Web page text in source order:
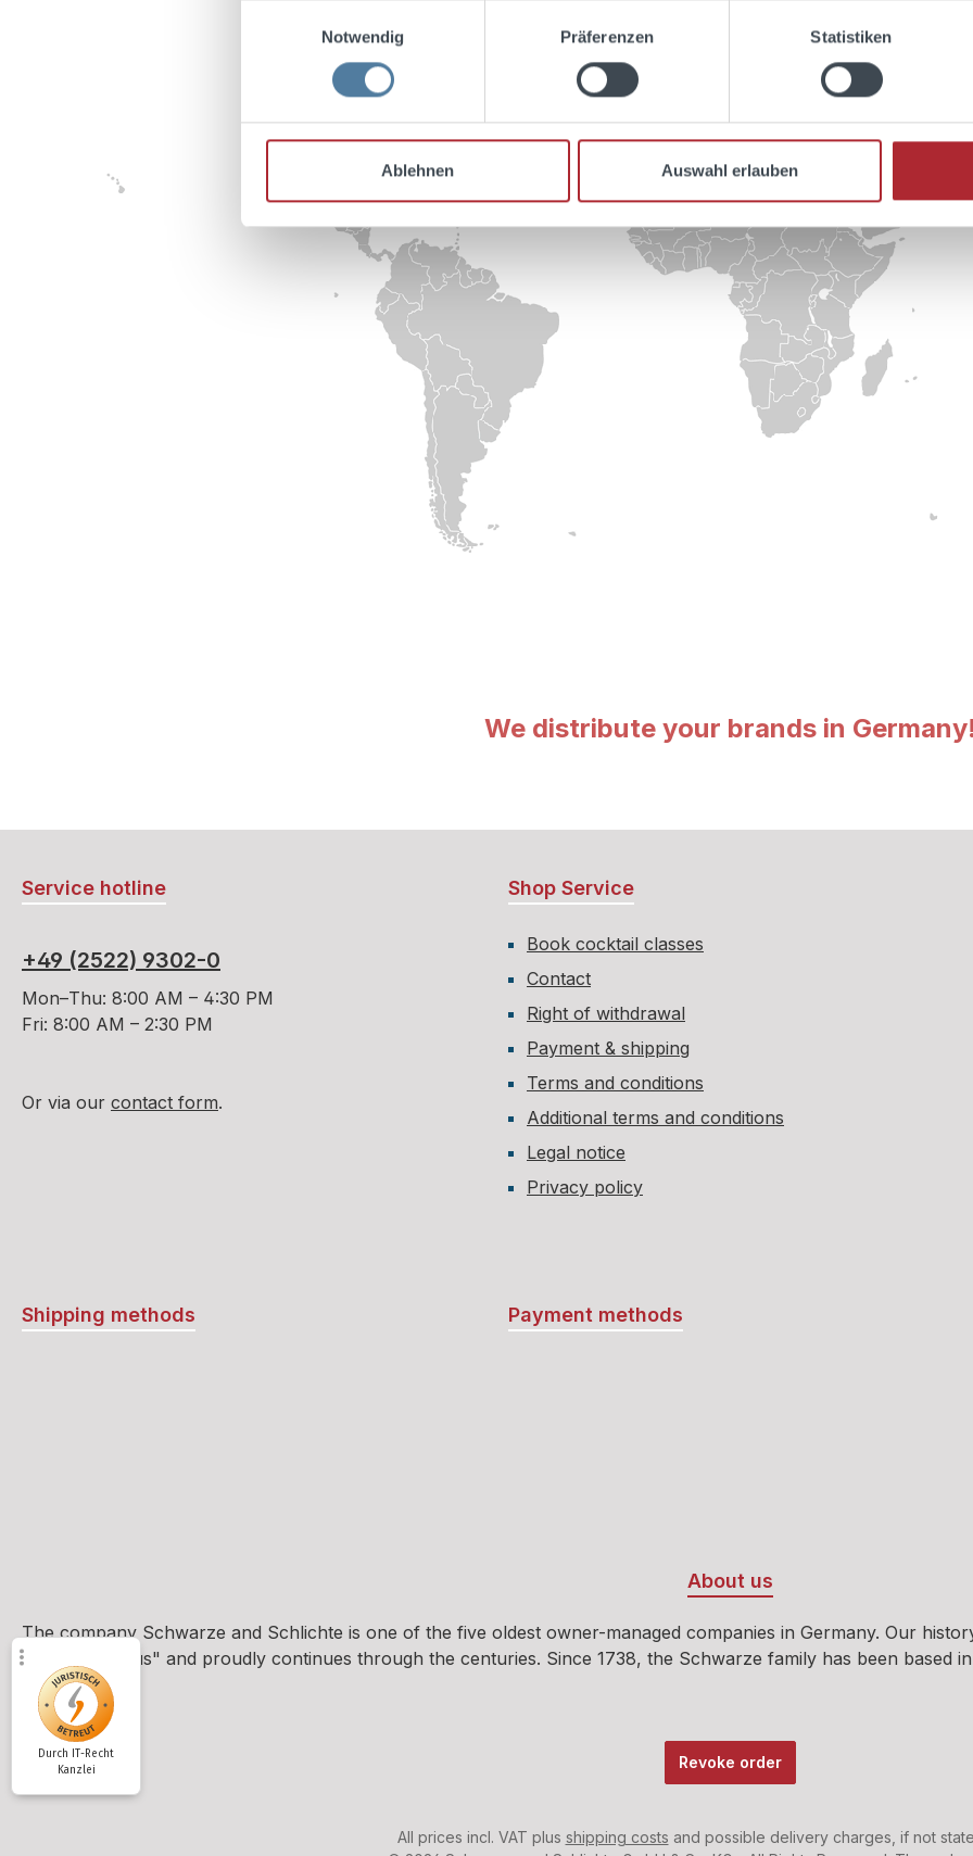
Notwendig
Präferenzen Statistiken
Ablehnen Auswahl erlauben
We distribute your brands in
Service hotline
+49 (2522) 9302-0
Mon–Thu: 8:00 AM – 4:30 PM
Fri: 8:00 AM – 2:30 PM
Or via our contact form.
Shop Service
Book cocktail classes
Contact
Right of withdrawal
Payment & shipping
Terms and conditions
Additional terms and conditions
Legal notice
Privacy policy
Shipping methods Payment methods
About us
The company Schwarze and Schlichte is one of the five oldest owner-managed companies in Germany. Our
und Brennhaus" and proudly continues through the centuries. Since 1738, the Schwarze family has been based
Revoke order
All prices incl. VAT plus shipping costs and possible delivery charges, if not
Durch IT-Recht
Kanzlei